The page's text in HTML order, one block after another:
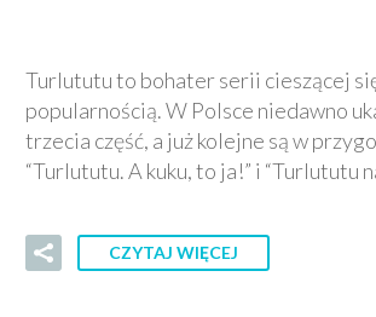
Turlututu to bohater serii cieszącej
popularnością. W Polsce niedawno
trzecia część, a już kolejne są w
“Turlututu. A kuku, to ja!” i “Turlututu
CZYTAJ WIĘCEJ